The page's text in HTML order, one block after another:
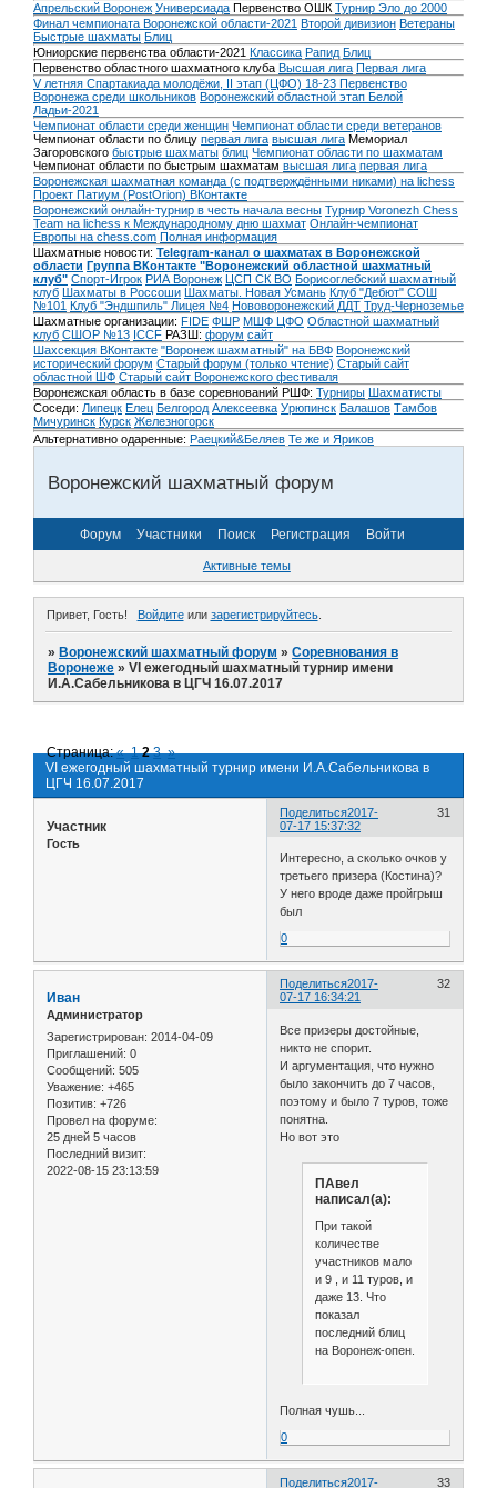
Апрельский Воронеж Универсиада Первенство ОШК Турнир Эло до 2000
Финал чемпионата Воронежской области-2021 Второй дивизион Ветераны
Быстрые шахматы Блиц
Юниорские первенства области-2021 Классика Рапид Блиц
Первенство областного шахматного клуба Высшая лига Первая лига
V летняя Спартакиада молодёжи, II этап (ЦФО) 18-23 Первенство
Воронежа среди школьников Воронежский областной этап Белой
Ладьи-2021
Чемпионат области среди женщин Чемпионат области среди ветеранов
Чемпионат области по блицу первая лига высшая лига Мемориал
Загоровского быстрые шахматы блиц Чемпионат области по шахматам
Чемпионат области по быстрым шахматам высшая лига первая лига
Воронежская шахматная команда (с подтверждёнными никами) на lichess
Проект Патиум (PostOrion) ВКонтакте
Воронежский онлайн-турнир в честь начала весны Турнир Voronezh Chess
Team на lichess к Международному дню шахмат Онлайн-чемпионат
Европы на chess.com Полная информация
Шахматные новости: Telegram-канал о шахматах в Воронежской
области Группа ВКонтакте "Воронежский областной шахматный
клуб" Спорт-Игрок РИА Воронеж ЦСП СК ВО Борисоглебский шахматный
клуб Шахматы в Россоши Шахматы. Новая Усмань Клуб "Дебют" СОШ
№101 Клуб "Эндшпиль" Лицея №4 Нововоронежский ДДТ Труд-Черноземье
Шахматные организации: FIDE ФШР МШФ ЦФО Областной шахматный
клуб СШОР №13 ICCF РАЗШ: форум сайт
Шахсекция ВКонтакте "Воронеж шахматный" на БВФ Воронежский
исторический форум Cтарый форум (только чтение) Старый сайт
областной ШФ Старый сайт Воронежского фестиваля
Воронежская область в базе соревнований РШФ: Турниры Шахматисты
Соседи: Липецк Елец Белгород Алексеевка Урюпинск Балашов Тамбов
Мичуринск Курск Железногорск
Альтернативно одаренные: Раецкий&Беляев Те же и Яриков
Воронежский шахматный форум
Форум Участники Поиск Регистрация Войти
Активные темы
Привет, Гость! Войдитеили зарегистрируйтесь.
»Воронежский шахматный форум »Соревнования в
Воронеже »VI ежегодный шахматный турнир имени
И.А.Сабельникова в ЦГЧ 16.07.2017
VI ежегодный шахматный турнир имени И.А.Сабельникова в
ЦГЧ 16.07.2017
Страница:« 1 2 3 »
Поделиться 31
2017-
07-17 15:37:32
Участник
Гость
Интересно, а сколько очков у
третьего призера (Костина)?
У него вроде даже пройгрыш
был
0
Поделиться 32
2017-
07-17 16:34:21
Иван
Администратор
Зарегистрирован: 2014-04-09
Приглашений: 0
Сообщений: 505
Уважение: +465
Позитив: +726
Провел на форуме:
25 дней 5 часов
Последний визит:
2022-08-15 23:13:59
Все призеры достойные,
никто не спорит.
И аргументация, что нужно
было закончить до 7 часов,
поэтому и было 7 туров, тоже
понятна.
Но вот это
ПАвел
написал(а):
При такой
количестве
участников мало
и 9 , и 11 туров, и
даже 13. Что
показал
последний блиц
на Воронеж-опен.
Полная чушь...
0
Поделиться 33
2017-